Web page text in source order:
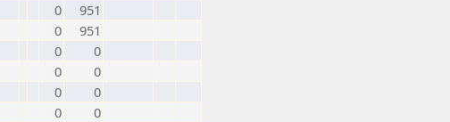
0
951
0
951
0
0
0
0
0
0
0
0